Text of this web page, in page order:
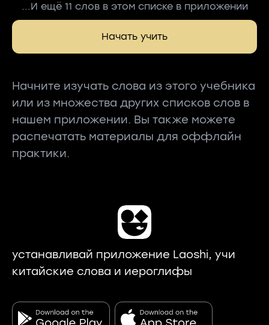
...И ещё 11 слов в этом списке в приложении
Начать учить
Начните изучать слова из этого учебника
или из множества других списков слов в
нашем приложении. Вы также можете
распечатать материалы для оффлайн
практики.
устанавливай приложение Laoshi, учи
китайские слова и иероглифы